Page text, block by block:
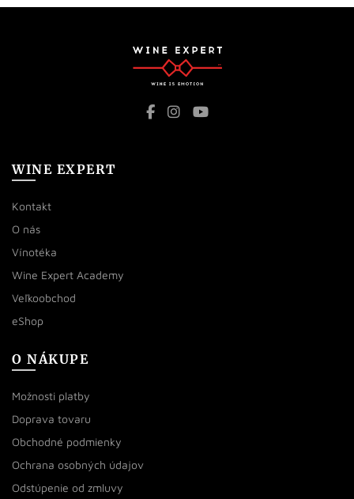
WINE EXPERT
Kontakt
O nás
Vínotéka
Wine Expert Academy
Veľkoobchod
eShop
O NÁKUPE
Možnosti platby
Doprava tovaru
Obchodné podmienky
Ochrana osobných údajov
Odstúpenie od zmluvy